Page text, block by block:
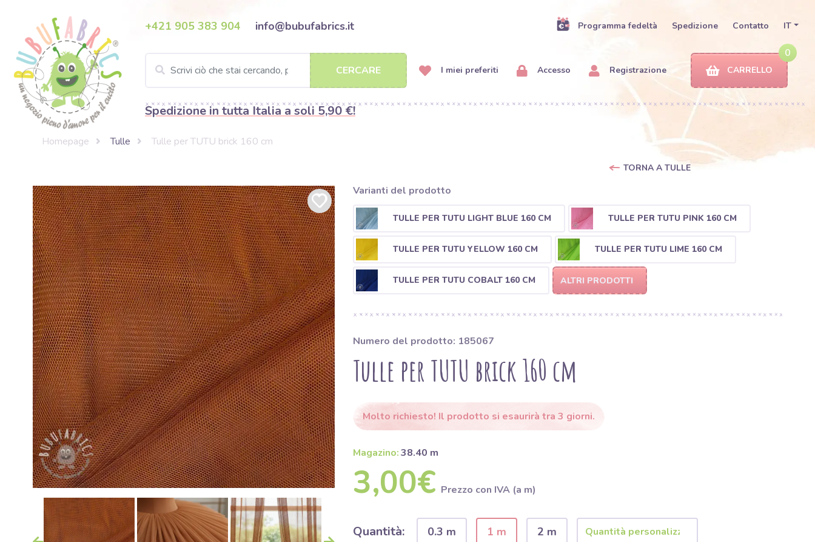
+421 905 383 904 info@bubufabrics.it Programma fedeltà Spedizione Contatto IT
CERCARE I miei preferiti Accesso Registrazione
0
CARRELLO
Spedizione in tutta Italia a soli 5,90 €!
Homepage Tulle Tulle per TUTU brick 160 cm
TORNA A TULLE
Varianti del prodotto
TULLE PER TUTU LIGHT BLUE 160 CM TULLE PER TUTU PINK 160 CM
TULLE PER TUTU YELLOW 160 CM TULLE PER TUTU LIME 160 CM
TULLE PER TUTU COBALT 160 CM ALTRI PRODOTTI
Numero del prodotto: 185067
Tulle per TUTU brick 160 cm
Molto richiesto! Il prodotto si esaurirà tra 3 giorni.
Magazino:38.40 m
3,00€ Prezzo con IVA (a m)
Quantità: 0.3 m 1 m 2 m